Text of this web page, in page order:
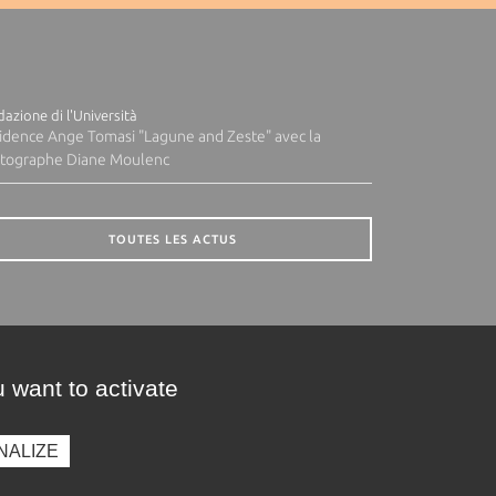
di l'Università
Ange Tomasi "Lagune and Zeste" avec la
Diane Moulenc
TOUTES LES ACTUS
want to activate